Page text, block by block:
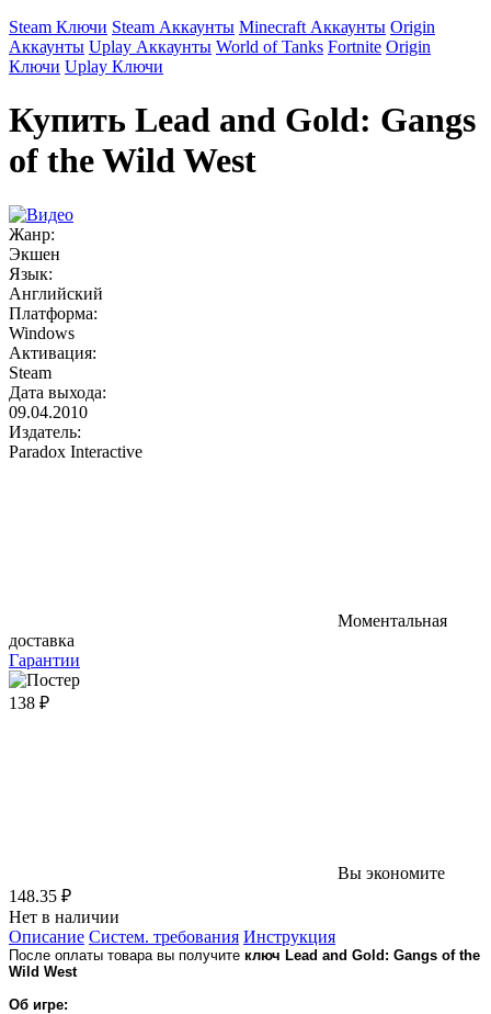
Steam Ключи Steam Аккаунты Minecraft Аккаунты Origin
Аккаунты Uplay Аккаунты World of Tanks Fortnite Origin
Ключи Uplay Ключи
Купить Lead and Gold: Gangs
of the Wild West
Жанр:
Экшен
Язык:
Английский
Платформа:
Windows
Активация:
Steam
Дата выхода:
09.04.2010
Издатель:
Paradox Interactive
Моментальная
доставка
Гарантии
138 ₽
Вы экономите
148.35 ₽
Нет в наличии
Описание Систем. требования Инструкция
После оплаты товара вы получите ключ Lead and Gold: Gangs of the
Wild West
Об игре: